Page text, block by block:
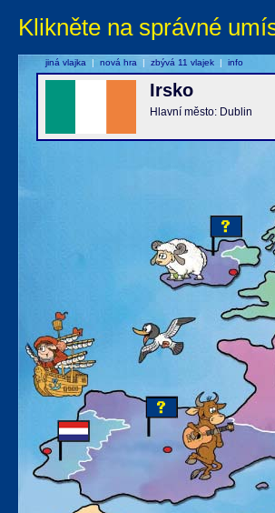
Klikněte na správné
Irsko
Hlavní město: Dublin
jiná vlajka | nová hra | zbývá 11 vlajek | info